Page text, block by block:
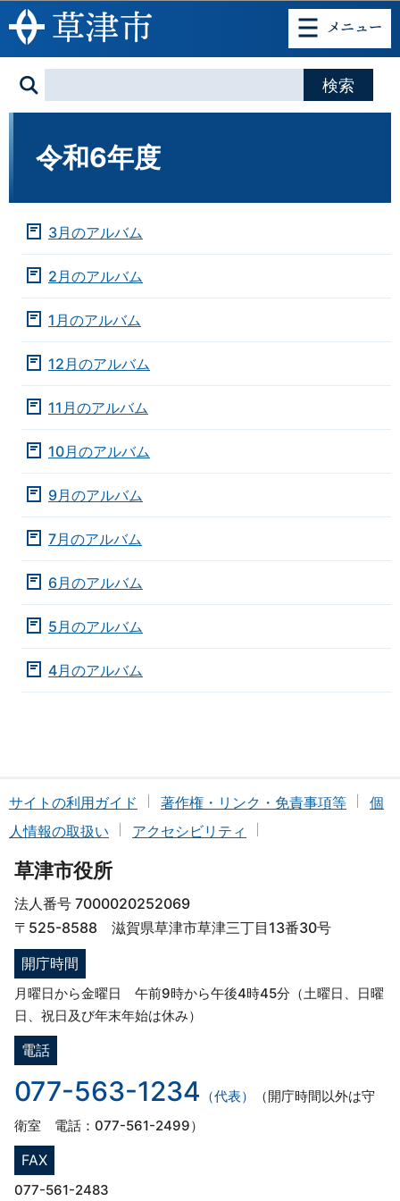
このページの本文へ移動
令和6年度
3月のアルバム
2月のアルバム
1月のアルバム
12月のアルバム
11月のアルバム
10月のアルバム
9月のアルバム
7月のアルバム
6月のアルバム
5月のアルバム
4月のアルバム
サイトの利用ガイド 著作権・リンク・免責事項等
個
人情報の取扱い
アクセシビリティ
草津市役所
法人番号 7000020252069
〒525-8588 滋賀県草津市草津三丁目13番30号
開庁時間
月曜日から金曜日 午前9時から午後4時45分（土曜日、日曜
日、祝日及び年末年始は休み）
電話
077-563-1234 （代表）
（開庁時間以外は守
衛室 電話：077-561-2499）
FAX
077-561-2483